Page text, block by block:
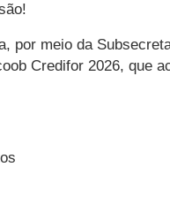
por meio da
Credifor 2026, que